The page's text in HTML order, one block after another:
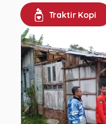
Traktir Kopi